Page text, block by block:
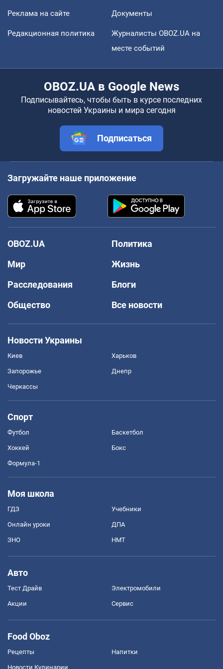
Реклама на сайте Документы
Редакционная политика
Журналисты OBOZ.UA на
месте событий
OBOZ.UA в Google News
Подписывайтесь, чтобы быть в курсе последних
новостей Украины и мира сегодня
Подписаться
Загружайте наше приложение
OBOZ.UA
Политика
Мир
Жизнь
Расследования
Блоги
Общество
Все новости
Новости Украины
Киев Харьков
Запорожье Днепр
Черкассы
Спорт
Футбол Баскетбол
Хоккей Бокс
Формула-1
Моя школа
ГДЗ Учебники
Онлайн уроки ДПА
ЗНО НМТ
Авто
Тест Драйв Электромобили
Акции Сервис
Food Oboz
Рецепты Напитки
Новости Кулинарии